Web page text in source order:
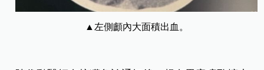
▲左側顱內大面積出血。